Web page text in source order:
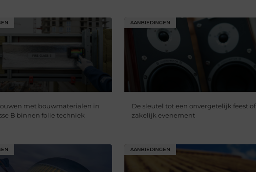
met bouwmaterialen in
B binnen folie techniek
AANBIEDINGEN
De sleutel tot een onvergetelijk feest of
zakelijk evenement
AANBIEDINGEN